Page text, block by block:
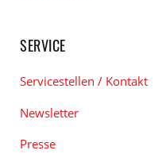
SERVICE
Servicestellen / Kontakt
Newsletter
Presse